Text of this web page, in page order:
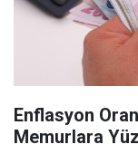
Enflasyon
Memurlara